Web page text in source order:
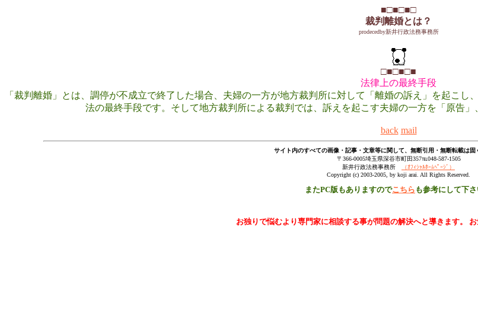
■□■□■□
裁判離婚とは？
prodecedby新井行政法務事務所
□■□■□■
法律上の最終手段
「裁判離婚」とは、調停が不成立で終了した場合、夫婦の一方が地方裁判所に対して「離婚の訴え」を起こ
法の最終手段です。そして地方裁判所による裁判では、訴えを起こす夫婦の一方を「原告
back mail
サイト内のすべての画像・記事・文章等に関して、無断引用・無断転載は固
〒366-0005埼玉県深谷市町田357℡048-587-1505
新井行政法務事務所
（ｵﾌｨｼｬﾙﾎｰﾑﾍﾟｰｼﾞ）
Copyright (c) 2003-2005, by koji arai. All Rights Reserved.
またPC版もありますのでこちら も参考にして下さ
お独りで悩むより専門家に相談する事が問題の解決へと導きます。 お